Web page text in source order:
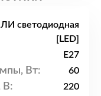
светодиодная
[LED]
E27
Вт: 60
В: 220